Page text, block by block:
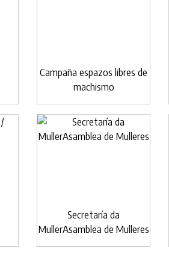
Campaña espazos libres de
machismo
Secretaría da
MullerAsamblea de Mulleres